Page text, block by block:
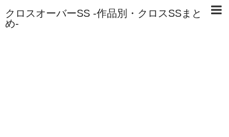
クロスオーバーSS -作品別・クロスSSまと
め-